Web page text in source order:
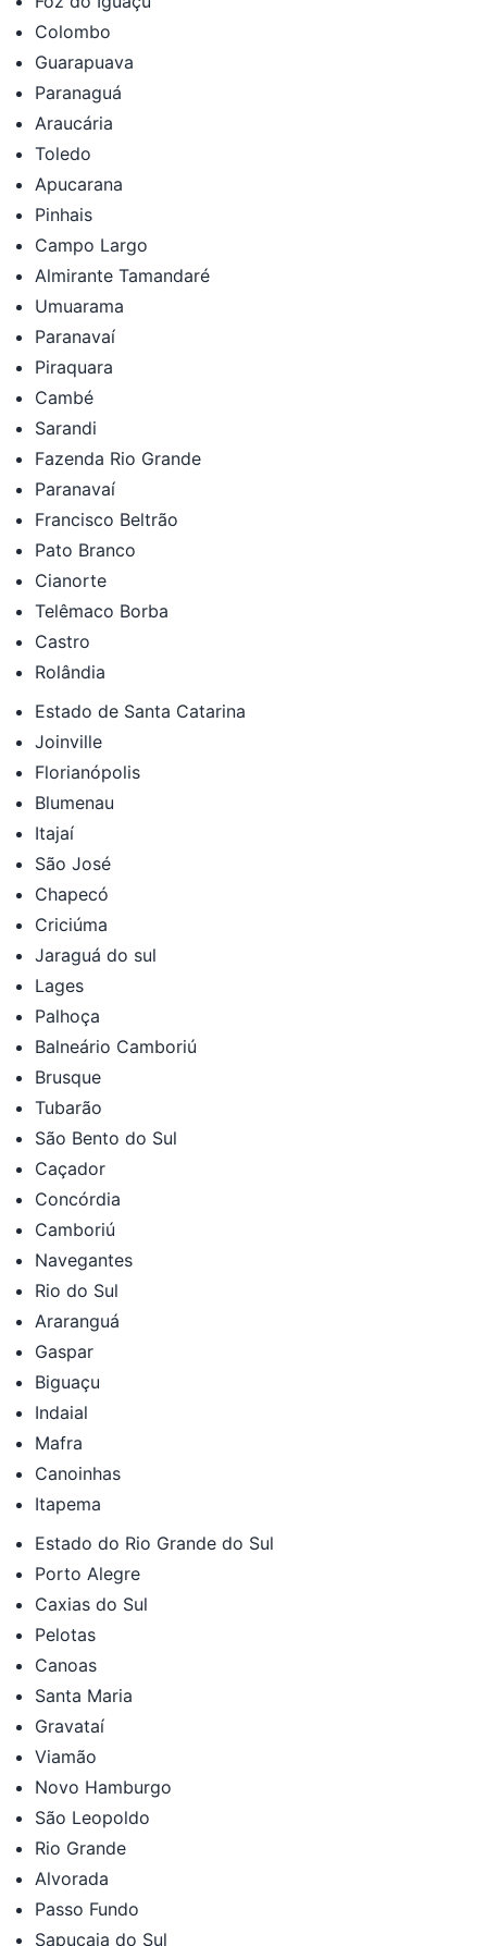
Colombo
Guarapuava
Paranaguá
Araucária
Toledo
Apucarana
Pinhais
Campo Largo
Almirante Tamandaré
Umuarama
Paranavaí
Piraquara
Cambé
Sarandi
Fazenda Rio Grande
Paranavaí
Francisco Beltrão
Pato Branco
Cianorte
Telêmaco Borba
Castro
Rolândia
Estado de Santa Catarina
Joinville
Florianópolis
Blumenau
Itajaí
São José
Chapecó
Criciúma
Jaraguá do sul
Lages
Palhoça
Balneário Camboriú
Brusque
Tubarão
São Bento do Sul
Caçador
Concórdia
Camboriú
Navegantes
Rio do Sul
Araranguá
Gaspar
Biguaçu
Indaial
Mafra
Canoinhas
Itapema
Estado do Rio Grande do Sul
Porto Alegre
Caxias do Sul
Pelotas
Canoas
Santa Maria
Gravataí
Viamão
Novo Hamburgo
São Leopoldo
Rio Grande
Alvorada
Passo Fundo
Sapucaia do Sul